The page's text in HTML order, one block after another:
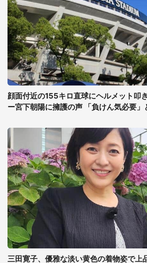
顔面付近の155キロ直球にヘルメット叩
ー宮下朝陽に擁護の声 「負けん気必要」
三田寛子、優雅な淡い黄色の着物姿で上